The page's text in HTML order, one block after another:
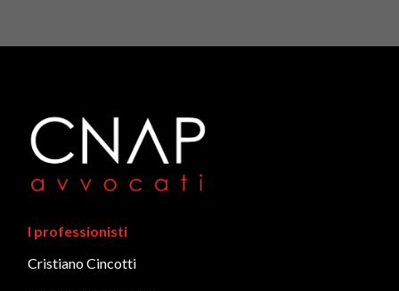
I professionisti
Cristiano Cincotti